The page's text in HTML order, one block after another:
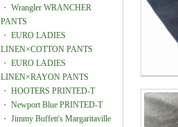
・ Wrangler WRANCHER
PANTS
・ EURO LADIES
LINEN×COTTON PANTS
・ EURO LADIES
LINEN×RAYON PANTS
・ HOOTERS PRINTED-T
・ Newport Blue PRINTED-T
・ Jimmy Buffett's Margaritaville